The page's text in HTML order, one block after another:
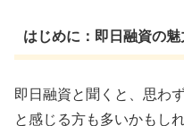
はじめに：即日融資の魅
即日融資と聞くと、思わ
と感じる方も多いかもし